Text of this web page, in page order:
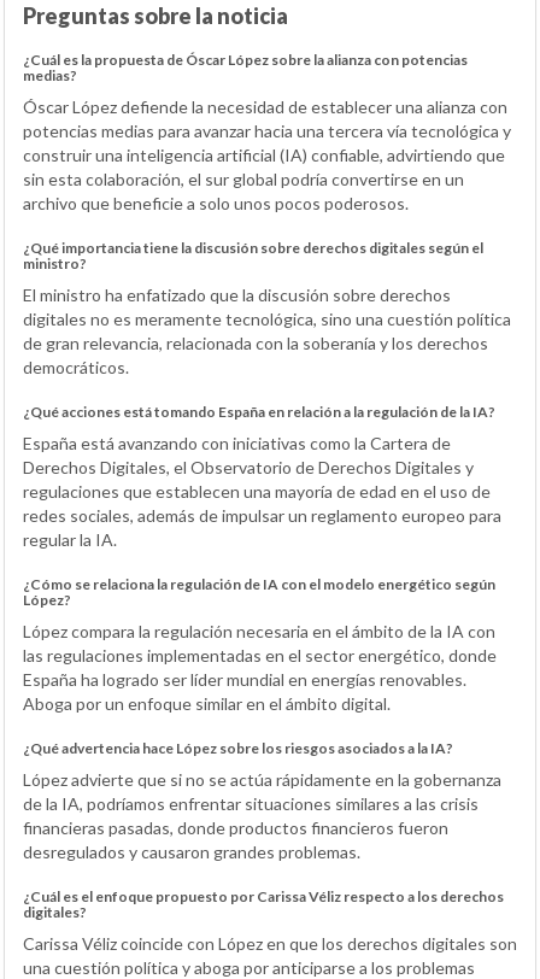
Preguntas sobre la noticia
¿Cuál es la propuesta de Óscar López sobre la alianza con potencias
medias?
Óscar López defiende la necesidad de establecer una alianza con
potencias medias para avanzar hacia una tercera vía tecnológica y
construir una inteligencia artificial (IA) confiable, advirtiendo que
sin esta colaboración, el sur global podría convertirse en un
archivo que beneficie a solo unos pocos poderosos.
¿Qué importancia tiene la discusión sobre derechos digitales según el
ministro?
El ministro ha enfatizado que la discusión sobre derechos
digitales no es meramente tecnológica, sino una cuestión política
de gran relevancia, relacionada con la soberanía y los derechos
democráticos.
¿Qué acciones está tomando España en relación a la regulación de la IA?
España está avanzando con iniciativas como la Cartera de
Derechos Digitales, el Observatorio de Derechos Digitales y
regulaciones que establecen una mayoría de edad en el uso de
redes sociales, además de impulsar un reglamento europeo para
regular la IA.
¿Cómo se relaciona la regulación de IA con el modelo energético según
López?
López compara la regulación necesaria en el ámbito de la IA con
las regulaciones implementadas en el sector energético, donde
España ha logrado ser líder mundial en energías renovables.
Aboga por un enfoque similar en el ámbito digital.
¿Qué advertencia hace López sobre los riesgos asociados a la IA?
López advierte que si no se actúa rápidamente en la gobernanza
de la IA, podríamos enfrentar situaciones similares a las crisis
financieras pasadas, donde productos financieros fueron
desregulados y causaron grandes problemas.
¿Cuál es el enfoque propuesto por Carissa Véliz respecto a los derechos
digitales?
Carissa Véliz coincide con López en que los derechos digitales son
una cuestión política y aboga por anticiparse a los problemas